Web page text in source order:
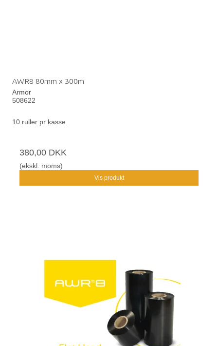
AWR8 80mm x 300m
Armor
508622
10 ruller pr kasse.
380,00 DKK
(ekskl. moms)
Vis produkt